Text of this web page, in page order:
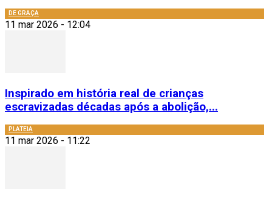
DE GRAÇA
11 mar 2026 - 12:04
Inspirado em história real de crianças
escravizadas décadas após a abolição,...
PLATEIA
11 mar 2026 - 11:22